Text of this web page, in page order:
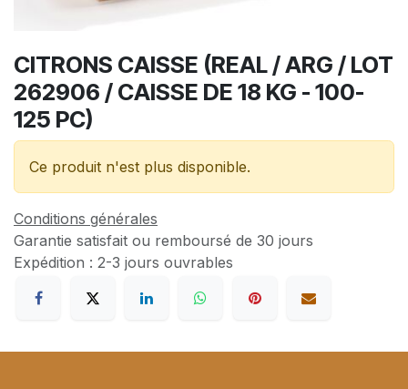
CITRONS CAISSE (REAL / ARG / LOT
262906 / CAISSE DE 18 KG - 100-
125 PC)
Ce produit n'est plus disponible.
Conditions générales
Garantie satisfait ou remboursé de 30 jours
Expédition : 2-3 jours ouvrables